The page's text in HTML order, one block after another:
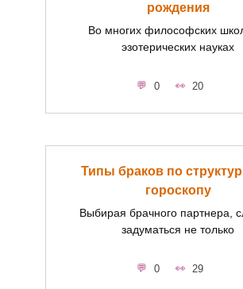
рождения
Во многих философских
эзотерических науках
0 20
Типы браков по
гороскопу
Выбирая брачного партнера,
задуматься не только
0 29